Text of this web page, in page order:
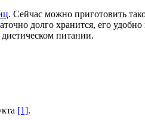
. Сейчас можно приготовить
долго хранится, его
питании.
[1].